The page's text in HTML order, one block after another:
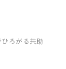
ろがる共助